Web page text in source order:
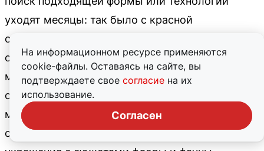
На информационном ресурсе применяются
cookie-файлы. Оставаясь на сайте, вы
подтверждаете свое согласие на их
использование.
Согласен
уходят месяцы: так было с красной
смородиной и крыжовником — Инна хотела
сделать ягоды полупрозрачными и
максимально похожими на настоящие. Скоро
они станут серьгами или подвеской. Отдельное
место занимает природа Русского Севера. Для
сувенирных магазинов мастерица чаще создает